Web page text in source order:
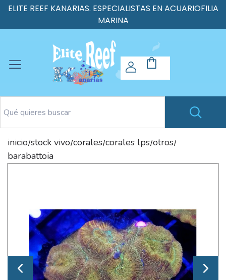
ELITE REEF KANARIAS. ESPECIALISTAS EN ACUARIOFILIA
MARINA
inicio/stock vivo/corales/corales lps/otros/
barabattoia